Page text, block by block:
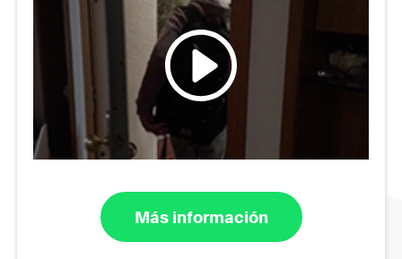
Más información